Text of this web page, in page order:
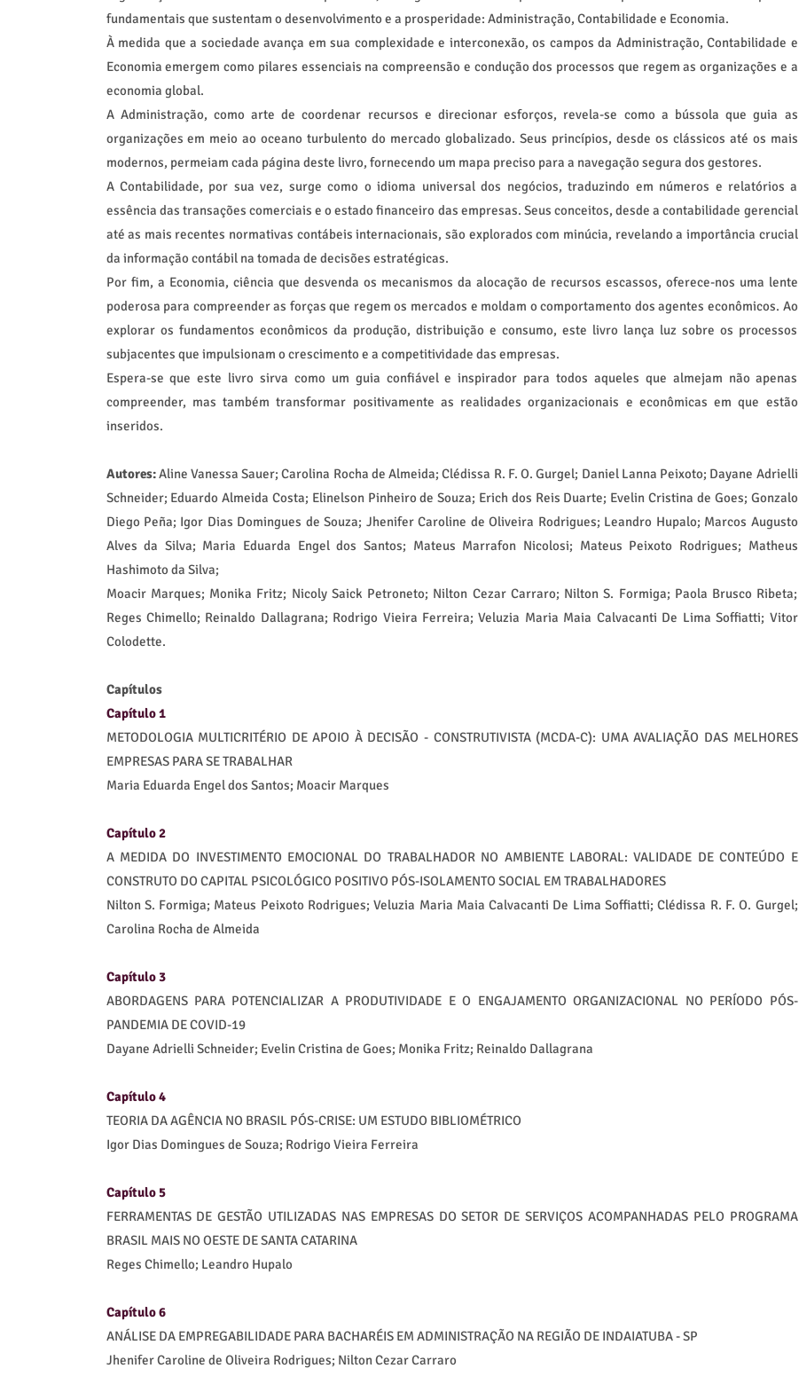
fundamentais que sustentam o desenvolvimento e a prosperidade: Administração, Contabilidade e Economia.
À medida que a sociedade avança em sua complexidade e interconexão, os campos da Administração, Contabilidade e
Economia emergem como pilares essenciais na compreensão e condução dos processos que regem as organizações e a
economia global.
A Administração, como arte de coordenar recursos e direcionar esforços, revela-se como a bússola que guia as
organizações em meio ao oceano turbulento do mercado globalizado. Seus princípios, desde os clássicos até os mais
modernos, permeiam cada página deste livro, fornecendo um mapa preciso para a navegação segura dos gestores.
A Contabilidade, por sua vez, surge como o idioma universal dos negócios, traduzindo em números e relatórios a
essência das transações comerciais e o estado financeiro das empresas. Seus conceitos, desde a contabilidade gerencial
até as mais recentes normativas contábeis internacionais, são explorados com minúcia, revelando a importância crucial
da informação contábil na tomada de decisões estratégicas.
Por fim, a Economia, ciência que desvenda os mecanismos da alocação de recursos escassos, oferece-nos uma lente
poderosa para compreender as forças que regem os mercados e moldam o comportamento dos agentes econômicos. Ao
explorar os fundamentos econômicos da produção, distribuição e consumo, este livro lança luz sobre os processos
subjacentes que impulsionam o crescimento e a competitividade das empresas.
Espera-se que este livro sirva como um guia confiável e inspirador para todos aqueles que almejam não apenas
compreender, mas também transformar positivamente as realidades organizacionais e econômicas em que estão
inseridos.
Autores:Aline Vanessa Sauer; Carolina Rocha de Almeida; Clédissa R. F. O. Gurgel; Daniel Lanna Peixoto; Dayane Adrielli
Schneider; Eduardo Almeida Costa; Elinelson Pinheiro de Souza; Erich dos Reis Duarte; Evelin Cristina de Goes; Gonzalo
Diego Peña; Igor Dias Domingues de Souza; Jhenifer Caroline de Oliveira Rodrigues; Leandro Hupalo; Marcos Augusto
Alves da Silva; Maria Eduarda Engel dos Santos; Mateus Marrafon Nicolosi; Mateus Peixoto Rodrigues; Matheus
Hashimoto da Silva;
Moacir Marques; Monika Fritz; Nicoly Saick Petroneto; Nilton Cezar Carraro; Nilton S. Formiga; Paola Brusco Ribeta;
Reges Chimello; Reinaldo Dallagrana; Rodrigo Vieira Ferreira; Veluzia Maria Maia Calvacanti De Lima Soffiatti; Vitor
Colodette.
Capítulos
Capítulo 1
METODOLOGIA MULTICRITÉRIO DE APOIO À DECISÃO - CONSTRUTIVISTA (MCDA-C): UMA AVALIAÇÃO DAS MELHORES
EMPRESAS PARA SE TRABALHAR
Maria Eduarda Engel dos Santos; Moacir Marques
Capítulo 2
A MEDIDA DO INVESTIMENTO EMOCIONAL DO TRABALHADOR NO AMBIENTE LABORAL: VALIDADE DE CONTEÚDO E
CONSTRUTO DO CAPITAL PSICOLÓGICO POSITIVO PÓS-ISOLAMENTO SOCIAL EM TRABALHADORES
Nilton S. Formiga; Mateus Peixoto Rodrigues; Veluzia Maria Maia Calvacanti De Lima Soffiatti; Clédissa R. F. O. Gurgel;
Carolina Rocha de Almeida
Capítulo 3
ABORDAGENS PARA POTENCIALIZAR A PRODUTIVIDADE E O ENGAJAMENTO ORGANIZACIONAL NO PERÍODO PÓS-
PANDEMIA DE COVID-19
Dayane Adrielli Schneider; Evelin Cristina de Goes; Monika Fritz; Reinaldo Dallagrana
Capítulo 4
TEORIA DA AGÊNCIA NO BRASIL PÓS-CRISE: UM ESTUDO BIBLIOMÉTRICO
Igor Dias Domingues de Souza; Rodrigo Vieira Ferreira
Capítulo 5
FERRAMENTAS DE GESTÃO UTILIZADAS NAS EMPRESAS DO SETOR DE SERVIÇOS ACOMPANHADAS PELO PROGRAMA
BRASIL MAIS NO OESTE DE SANTA CATARINA
Reges Chimello; Leandro Hupalo
Capítulo 6
ANÁLISE DA EMPREGABILIDADE PARA BACHARÉIS EM ADMINISTRAÇÃO NA REGIÃO DE INDAIATUBA - SP
Jhenifer Caroline de Oliveira Rodrigues; Nilton Cezar Carraro